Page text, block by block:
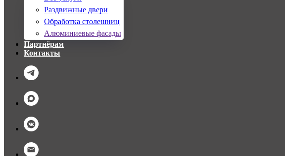
Раздвижные двери
Обработка столешниц
Алюминиевые фасады
Партнёрам
Контакты